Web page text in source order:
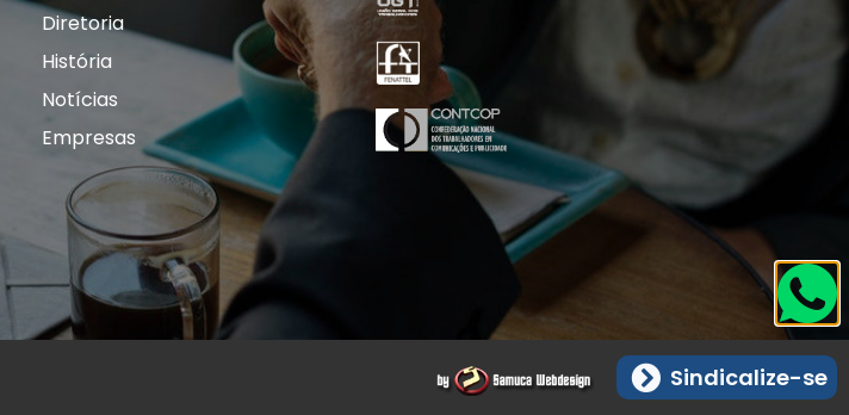
Diretoria
História
Notícias
Empresas
Sindicalize-se